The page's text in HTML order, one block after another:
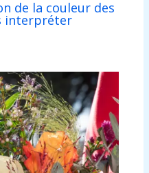
de la couleur des
interpréter